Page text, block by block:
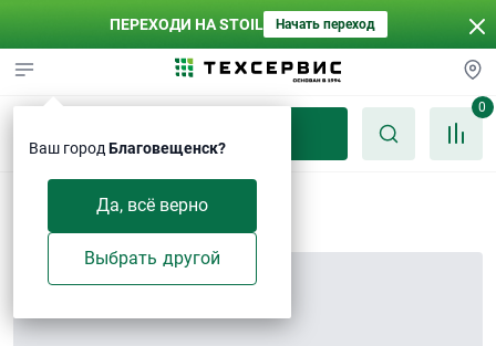
ПЕРЕХОДИ НА STOIL Начать переход
Ваш город Благовещенск?
Да, всё верно
Выбрать другой
0
Крышка